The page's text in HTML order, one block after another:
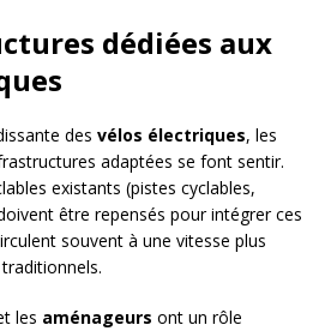
dédiées aux
des vélos électriques, les
adaptées se font sentir.
existants (pistes cyclables,
être repensés pour intégrer ces
souvent à une vitesse plus
les aménageurs ont un rôle